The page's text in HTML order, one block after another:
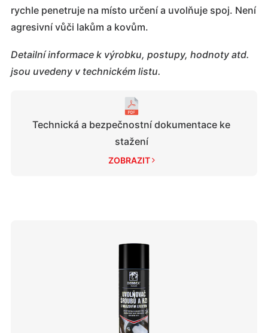
rychle penetruje na místo určení a uvolňuje spoj. Není
agresivní vůči lakům a kovům.
Detailní informace k výrobku, postupy, hodnoty atd.
jsou uvedeny v technickém listu.
Technická a bezpečnostní dokumentace ke
stažení
ZOBRAZIT